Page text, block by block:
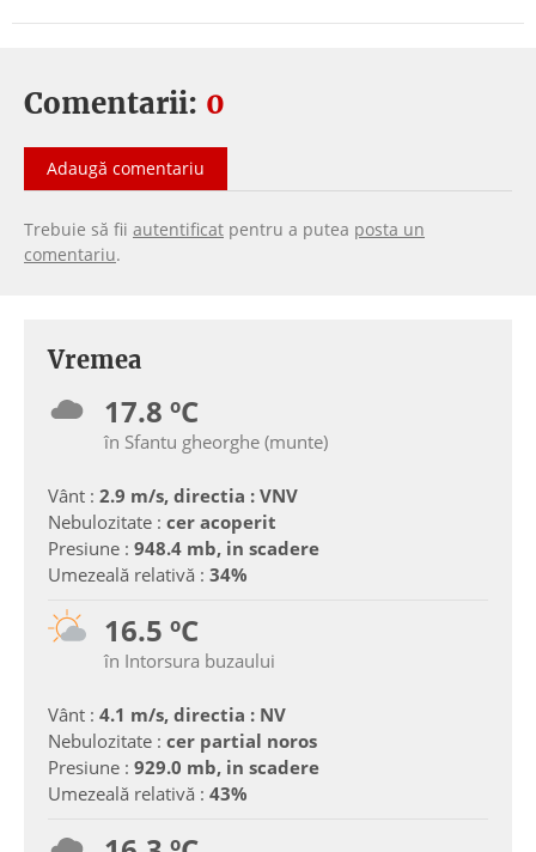
Comentarii: 0
Adaugă comentariu
Trebuie să fii autentificat pentru a putea posta un
comentariu.
Vremea
17.8 ºC
în Sfantu gheorghe (munte)
Vânt : 2.9 m/s, directia : VNV
Nebulozitate : cer acoperit
Presiune : 948.4 mb, in scadere
Umezeală relativă : 34%
16.5 ºC
în Intorsura buzaului
Vânt : 4.1 m/s, directia : NV
Nebulozitate : cer partial noros
Presiune : 929.0 mb, in scadere
Umezeală relativă : 43%